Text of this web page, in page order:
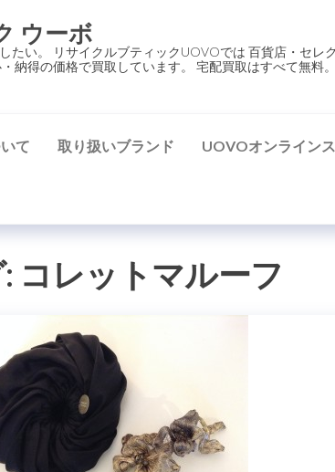
ウーボ
たい。 リサイクルブティックUOVOでは 百貨店・セレ
納得の価格で買取しています。 宅配買取はすべて無料
て 取り扱いブランド UOVOオンライン
コレットマルーフ